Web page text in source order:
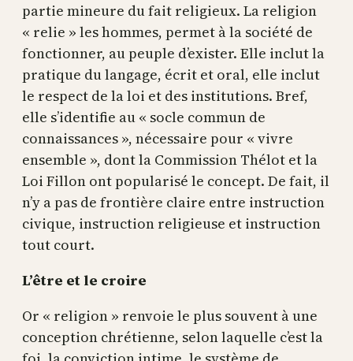
partie mineure du fait religieux. La religion
« relie » les hommes, permet à la société de
fonctionner, au peuple d’exister. Elle inclut la
pratique du langage, écrit et oral, elle inclut
le respect de la loi et des institutions. Bref,
elle s’identifie au « socle commun de
connaissances », nécessaire pour « vivre
ensemble », dont la Commission Thélot et la
Loi Fillon ont popularisé le concept. De fait, il
n’y a pas de frontière claire entre instruction
civique, instruction religieuse et instruction
tout court.
L’être et le croire
Or « religion » renvoie le plus souvent à une
conception chrétienne, selon laquelle c’est la